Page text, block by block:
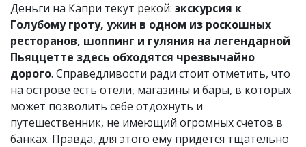
Деньги на Капри текут рекой: экскурсия к
Голубому гроту, ужин в одном из роскошных
ресторанов, шоппинг и гуляния на легендарной
Пьяццетте здесь обходятся чрезвычайно
дорого. Справедливости ради стоит отметить, что
на острове есть отели, магазины и бары, в которых
может позволить себе отдохнуть и
путешественник, не имеющий огромных счетов в
банках. Правда, для этого ему придется тщательно